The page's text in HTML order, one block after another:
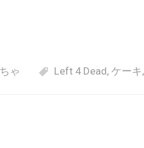
ゃ Left 4 Dead, ケーキ,